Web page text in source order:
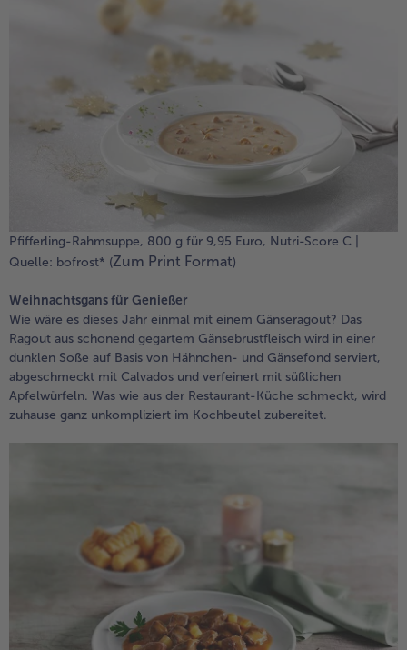
Pfifferling-Rahmsuppe, 800 g für 9,95 Euro, Nutri-Score C |
Quelle: bofrost* (Zum Print Format)
Weihnachtsgans für Genießer
Wie wäre es dieses Jahr einmal mit einem Gänseragout? Das
Ragout aus schonend gegartem Gänsebrustfleisch wird in einer
dunklen Soße auf Basis von Hähnchen- und Gänsefond serviert,
abgeschmeckt mit Calvados und verfeinert mit süßlichen
Apfelwürfeln. Was wie aus der Restaurant-Küche schmeckt, wird
zuhause ganz unkompliziert im Kochbeutel zubereitet.